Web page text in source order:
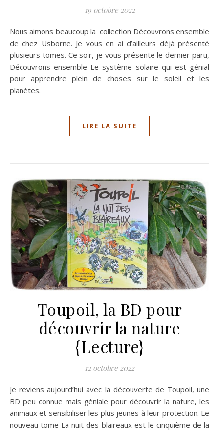
19 octobre 2022
Nous aimons beaucoup la collection Découvrons ensemble
de chez Usborne. Je vous en ai d’ailleurs déjà présenté
plusieurs tomes. Ce soir, je vous présente le dernier paru,
Découvrons ensemble Le système solaire qui est génial
pour apprendre plein de choses sur le soleil et les
planètes.
LIRE LA SUITE
Toupoil, la BD pour
découvrir la nature
{Lecture}
12 octobre 2022
Je reviens aujourd’hui avec la découverte de Toupoil, une
BD peu connue mais géniale pour découvrir la nature, les
animaux et sensibiliser les plus jeunes à leur protection. Le
nouveau tome La nuit des blaireaux est le cinquième de la